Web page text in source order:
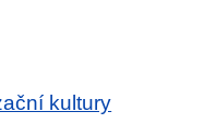
kultury